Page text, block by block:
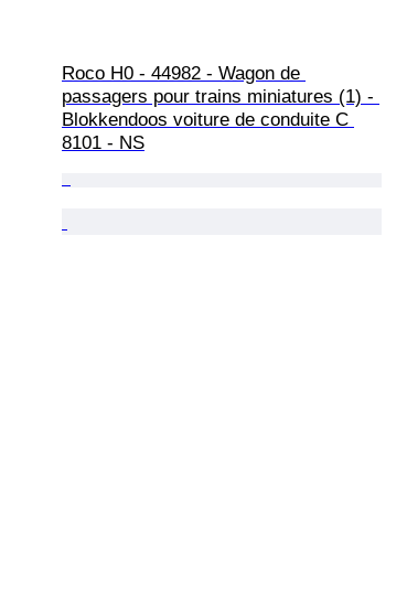
Roco H0 - 44982 - Wagon de
passagers pour trains miniatures (1) -
Blokkendoos voiture de conduite C
8101 - NS